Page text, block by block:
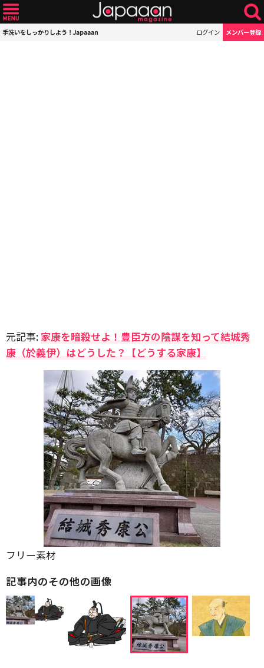
手洗いをしっかりしよう！Japaaan ログイン メンバー登録
元記事:家康を暗殺せよ！豊臣方の陰謀を知って結城秀
康（於義伊）はどうした？【どうする家康】
フリー素材
記事内のその他の画像